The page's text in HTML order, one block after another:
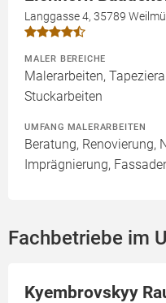
Langgasse 4, 35789
MALER BEREICHE
Malerarbeiten,
Stuckarbeiten
UMFANG MALERARBEITEN
Beratung, Renovierung,
Imprägnierung,
Fachbetriebe im
Kyembrovskyy